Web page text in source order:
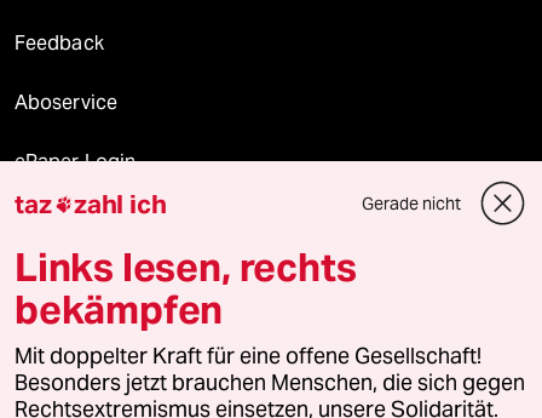
Feedback
Aboservice
ePaper Login
Downloads für Abonnierende
© 2026 taz Verlags und Vertriebs GmbH
Alle Rechte vorbehalten. Bei rechtlichen Fragen oder für Genehmigungen
wenden Sie sich bitte an
lizenzen@taz.de
taz zahl ich Gerade nicht
Links lesen, rechts
bekämpfen
Mit doppelter Kraft für eine offene Gesellschaft!
Besonders jetzt brauchen Menschen, die sich gegen
Rechtsextremismus einsetzen, unsere Solidarität.